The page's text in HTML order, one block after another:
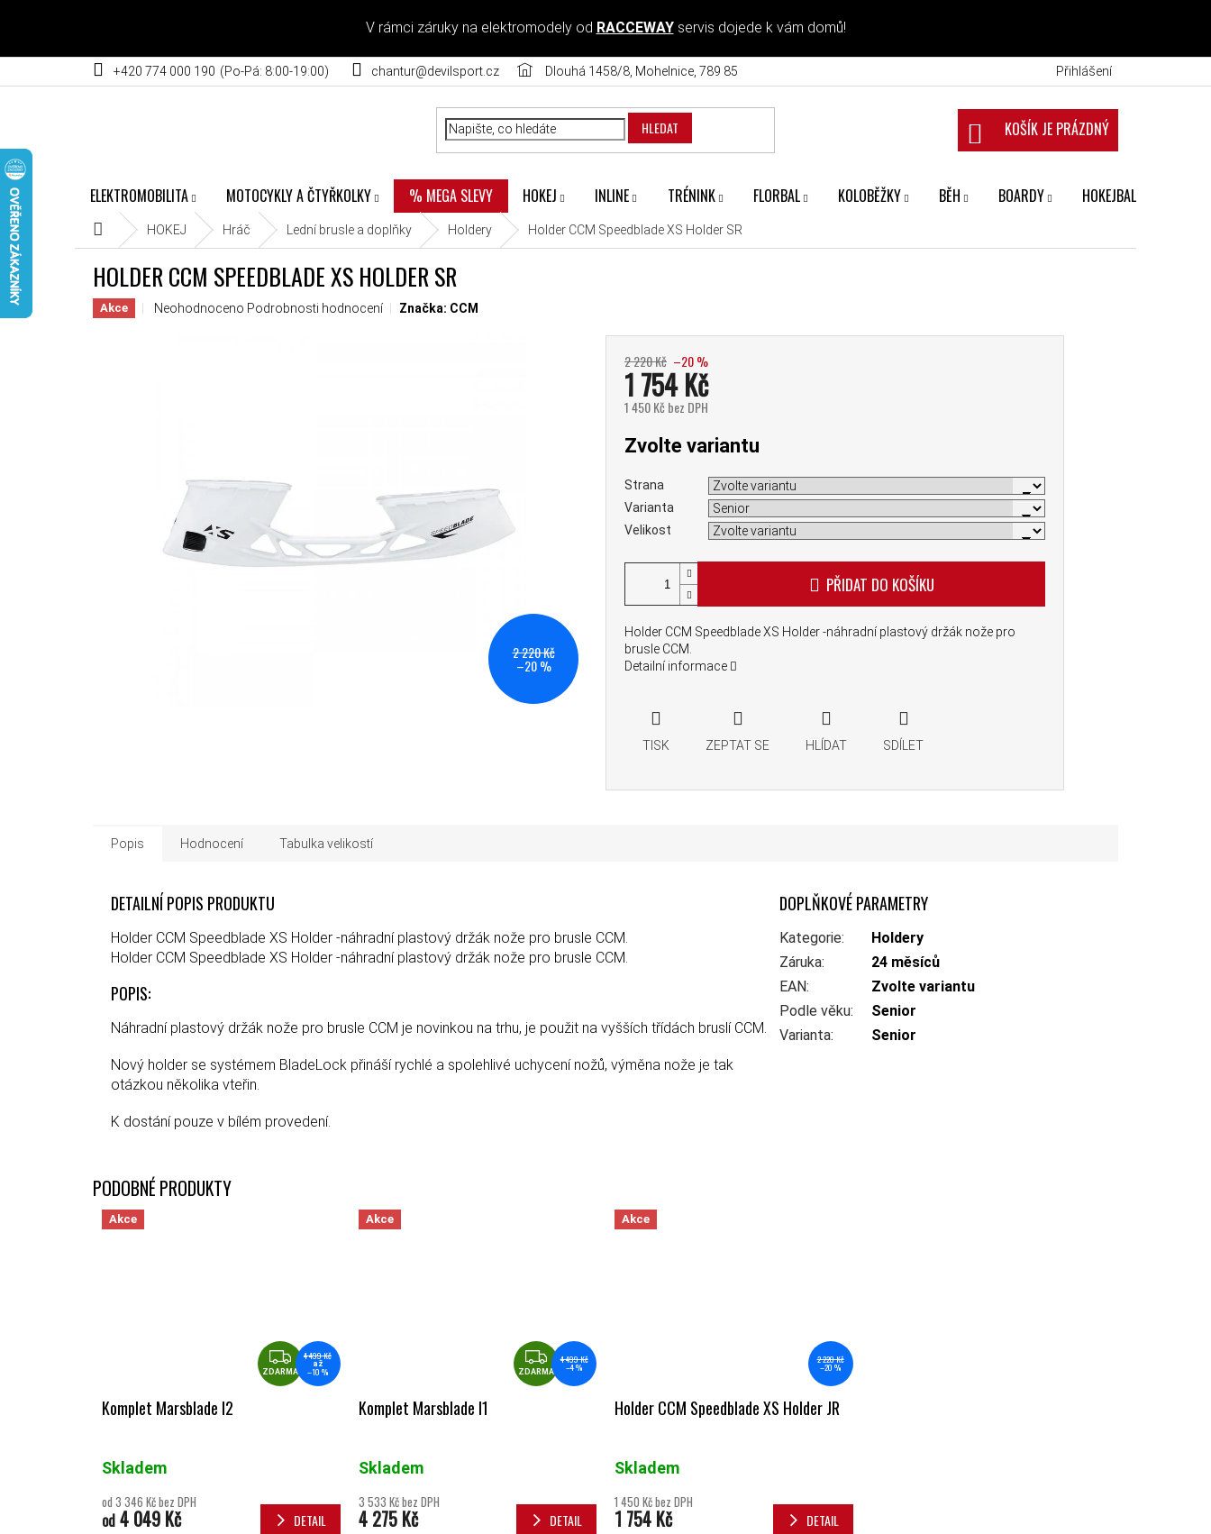
V rámci záruky na elektromodely od RACCEWAYservis dojede k vám domů!
+420 774 000 190 chantur@devilsport.cz Dlouhá 1458/8, Mohelnice, 789 85 Přihlášení
HLEDAT NÁKUPNÍ KOŠÍK
ELEKTROMOBILITA MOTOCYKLY A ČTYŘKOLKY % MEGA SLEVY HOKEJ INLINE TRÉNINK FLORBAL KOLOBĚŽKY BĚH BOARDY HOKEJBAL
Domů HOKEJ Hráč Lední brusle a doplňky Holdery Holder CCM Speedblade XS Holder SR
HOLDER CCM SPEEDBLADE XS HOLDER SR
Akce Průměrné hodnocení produktu je 0,0 z 5 hvězdiček.
Neohodnoceno Podrobnosti hodnocení Značka: CCM
2 220 Kč
–20 %
2 220 Kč –20 %
1 754 Kč
1 450 Kč bez DPH
Zvolte variantu
Strana
Varianta
Velikost
PŘIDAT DO KOŠÍKU
Holder CCM Speedblade XS Holder -náhradní plastový držák nože pro
brusle CCM.
Detailní informace
TISK ZEPTAT SE HLÍDAT SDÍLET
Popis Hodnocení Tabulka velikostí
DETAILNÍ POPIS PRODUKTU
Holder CCM Speedblade XS Holder -náhradní plastový držák nože pro brusle CCM.
Holder CCM Speedblade XS Holder -náhradní plastový držák nože pro brusle CCM.
POPIS:
Náhradní plastový držák nože pro brusle CCM je novinkou na trhu, je použit na vyšších třídách bruslí CCM.
Nový holder se systémem BladeLock přináší rychlé a spolehlivé uchycení nožů, výměna nože je tak
otázkou několika vteřin.
K dostání pouze v bílém provedení.
DOPLŇKOVÉ PARAMETRY
Kategorie:
Holdery
Záruka:
24 měsíců
EAN:
Zvolte variantu
Podle věku:
Senior
Varianta: Senior
Akce
ZDARMA
ZDARMA
4 499 Kč
až
–10 %
Komplet Marsblade I2
Skladem
od 3 346 Kč bez DPH
od 4 049 Kč DETAIL
Akce
ZDARMA
ZDARMA
4 499 Kč
–4 %
Komplet Marsblade I1
Skladem
3 533 Kč bez DPH
4 275 Kč DETAIL
Akce
2 220 Kč
–20 %
Holder CCM Speedblade XS Holder JR
Skladem
1 450 Kč bez DPH
1 754 Kč DETAIL